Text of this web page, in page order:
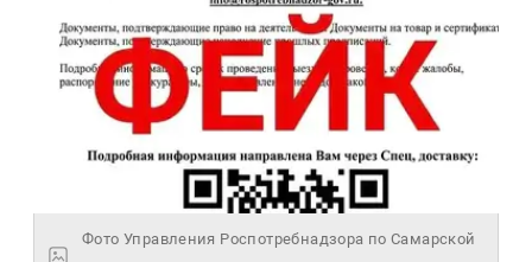
Фото Управления Роспотребнадзора по Самарской